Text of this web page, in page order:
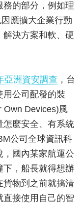
的部分，例如理
應擴大企業行動
決方案和軟、硬
亞洲資安調查 ，台
用公司配發的裝
Own Devices)風
怎麼安全、有系統
公司全球資訊科
國內某家航運公
下，船長就得想辦
貨物到之前就搞清
接使用自己的智